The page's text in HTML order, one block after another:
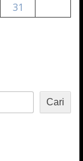
31
Cari